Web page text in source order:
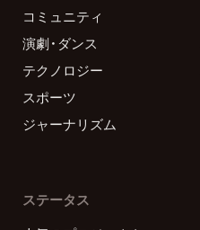
コミュニティ
演劇・ダンス
テクノロジー
スポーツ
ジャーナリズム
ステータス